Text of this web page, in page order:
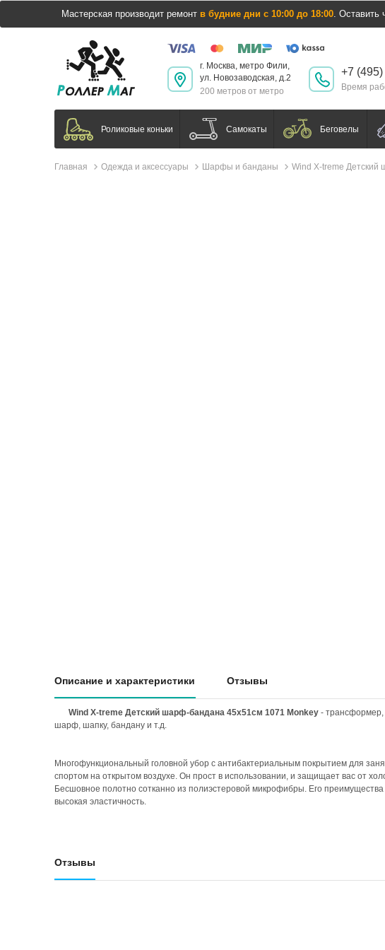
Мастерская производит ремонт в будние дни с 10:00 до 18:00. Оставить
г. Москва, метро Фили,
ул. Новозаводская, д.2
200 метров от метро
+7 (495)
Время
Роликовые коньки Самокаты Беговелы
Главная Одежда и аксессуары Шарфы и банданы Wind X-treme
Описание и характеристики Отзывы
Wind X-treme Детский шарф-бандана 45x51см 1071 Monkey - трансформер,
шарф, шапку, бандану и т.д.
Многофункциональный головной убор с антибактериальным покрытием для
спортом на открытом воздухе. Он прост в использовании, и защищает вас от
Бесшовное полотно сотканно из полиэстеровой микрофибры. Его преимущества
высокая эластичность.
Отзывы